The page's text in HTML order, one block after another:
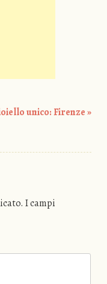
unico: Firenze»
I campi